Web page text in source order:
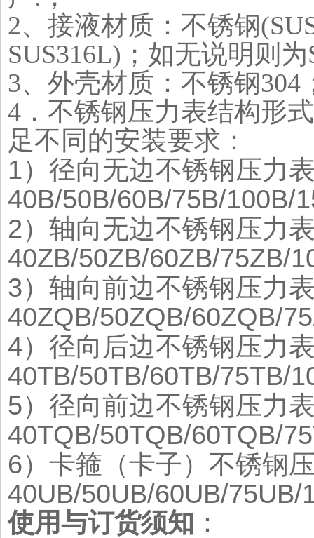
2、接液材质：不锈钢
SUS316L) ；如无说明则为
3、外壳材质：不锈钢304
4 ． 不锈钢压力表结构形
足不同的安装要求：
1）径向无边不锈钢压力
40B/50B/60B/75B/100B/
2）轴向无边不锈钢压力
40ZB/50ZB/60ZB/75ZB/
3）轴向前边不锈钢压力
40ZQB/50ZQB/60ZQB/
4） 径向后边不锈钢压力
40TB/50TB/60TB/75TB/
5） 径向前边不锈钢压力
40TQB/50TQB/60TQB/
6）卡箍（卡子） 不锈钢
40UB/50UB/60UB/75UB/
使用与订货须知 ：